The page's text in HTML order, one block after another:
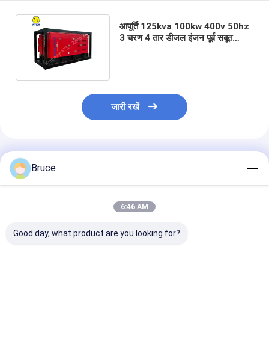
आपूर्ति 125kva 100kw 400v 50hz
3 चरण 4 तार डीजल इंजन पूर्व सबूत
जारी रखें
अनुशंसित उत्पाद
Bruce
6:46 AM
Good day, what product are you looking for?